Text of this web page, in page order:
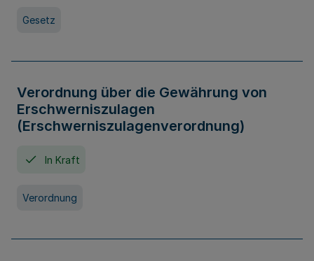
Gesetz
Verordnung über die Gewährung von
Erschwerniszulagen
(Erschwerniszulagenverordnung)
In Kraft
Verordnung